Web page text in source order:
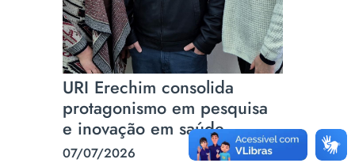
URI Erechim consolida
protagonismo em pesquisa
e inovação em saúde
07/07/2026